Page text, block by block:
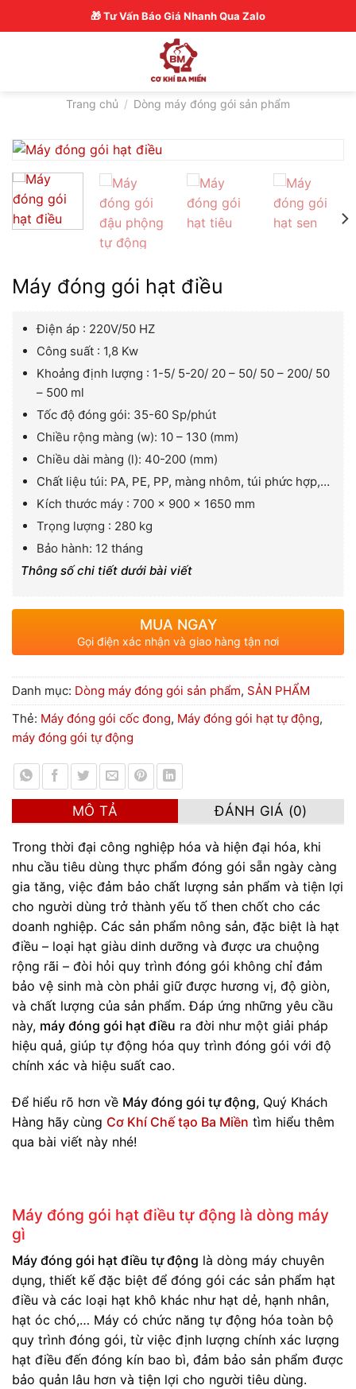
to
Hotline: 0326770772
Trang chủ / Dòng máy đóng gói sản phẩm
Máy đóng gói hạt điều
Điện áp : 220V/50 HZ
Công suất : 1,8 Kw
Khoảng định lượng : 1-5/ 5-20/ 20 – 50/ 50 – 200/ 50
– 500 ml
Tốc độ đóng gói: 35-60 Sp/phút
Chiều rộng màng (w): 10 – 130 (mm)
Chiều dài màng (l): 40-200 (mm)
Chất liệu túi: PA, PE, PP, màng nhôm, túi phức hợp,…
Kích thước máy : 700 x 900 x 1650 mm
Trọng lượng : 280 kg
Bảo hành: 12 tháng
Thông số chi tiết dưới bài viết
MUA NGAY
Gọi điện xác nhận và giao hàng tận nơi
Danh mục: Dòng máy đóng gói sản phẩm, SẢN PHẨM
Thẻ: Máy đóng gói cốc đong, Máy đóng gói hạt tự động,
máy đóng gói tự động
MÔ TẢ ĐÁNH GIÁ (0)
Trong thời đại công nghiệp hóa và hiện đại hóa, khi
nhu cầu tiêu dùng thực phẩm đóng gói sẵn ngày càng
gia tăng, việc đảm bảo chất lượng sản phẩm và tiện lợi
cho người dùng trở thành yếu tố then chốt cho các
doanh nghiệp. Các sản phẩm nông sản, đặc biệt là hạt
điều – loại hạt giàu dinh dưỡng và được ưa chuộng
rộng rãi – đòi hỏi quy trình đóng gói không chỉ đảm
bảo vệ sinh mà còn phải giữ được hương vị, độ giòn,
và chất lượng của sản phẩm. Đáp ứng những yêu cầu
này, máy đóng gói hạt điều ra đời như một giải pháp
hiệu quả, giúp tự động hóa quy trình đóng gói với độ
chính xác và hiệu suất cao.
Để hiểu rõ hơn về Máy đóng gói tự động, Quý Khách
Hàng hãy cùng Cơ Khí Chế tạo Ba Miền tìm hiểu thêm
qua bài viết này nhé!
Máy đóng gói hạt điều tự động là dòng máy
gì
Máy đóng gói hạt điều tự động là dòng máy chuyên
dụng, thiết kế đặc biệt để đóng gói các sản phẩm hạt
điều và các loại hạt khô khác như hạt dẻ, hạnh nhân,
hạt óc chó,… Máy có chức năng tự động hóa toàn bộ
quy trình đóng gói, từ việc định lượng chính xác lượng
hạt điều đến đóng kín bao bì, đảm bảo sản phẩm được
bảo quản lâu hơn và tiện lợi cho người tiêu dùng.
🎁 Tư Vấn Báo Giá Nhanh Qua Zalo